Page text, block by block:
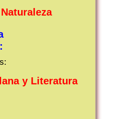
y Literatura